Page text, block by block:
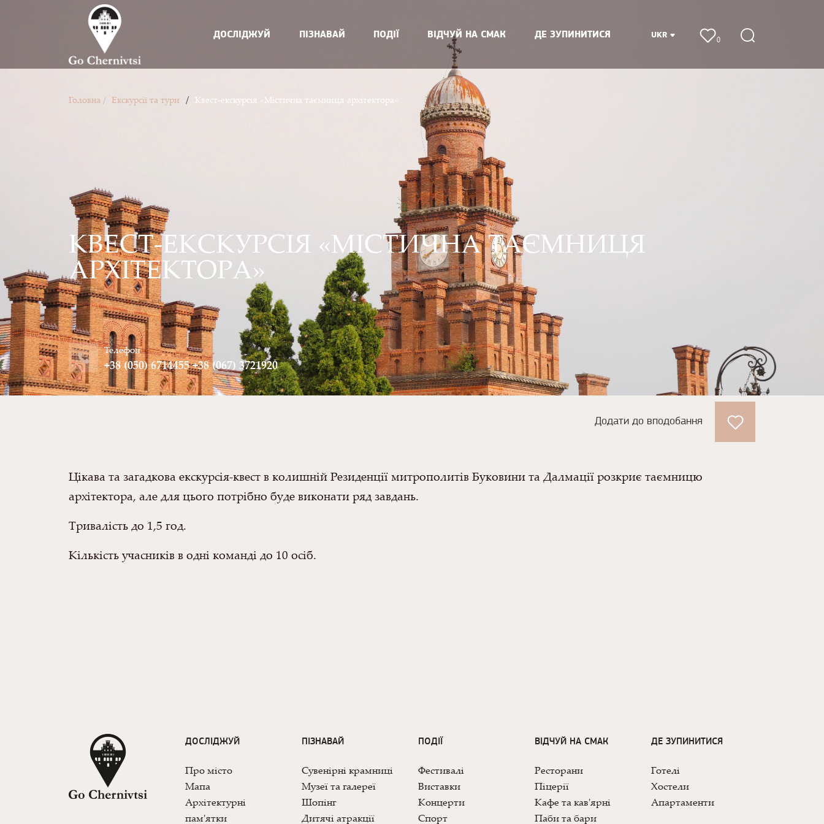
ДОСЛІДЖУЙ ПІЗНАВАЙ ПОДІЇ ВІДЧУЙ НА СМАК ДЕ ЗУПИНИТИСЯ UKR 0
Головна / Екскурсії та тури / Квест-екскурсія «Містична таємниця архітектора»
КВЕСТ-ЕКСКУРСІЯ «МІСТИЧНА ТАЄМНИЦЯ
АРХІТЕКТОРА»
Телефон
+38 (050) 6714455 +38 (067) 3721920
Додати до вподобання
Цікава та загадкова екскурсія-квест в колишній Резиденції митрополитів Буковини та Далмації розкриє таємницю
архітектора, але для цього потрібно буде виконати ряд завдань.
Тривалість до 1,5 год.
Кількість учасників в одні команді до 10 осіб.
ДОСЛІДЖУЙ
Про місто
Мапа
Архітектурні
пам'ятки
ПІЗНАВАЙ
Сувенірні крамниці
Музеї та галереї
Шопінг
Дитячі атракції
ПОДІЇ
Фестивалі
Виставки
Концерти
Спорт
ВІДЧУЙ НА СМАК
Ресторани
Піцерії
Кафе та кав'ярні
Паби та бари
ДЕ ЗУПИНИТИСЯ
Готелі
Хостели
Апартаменти